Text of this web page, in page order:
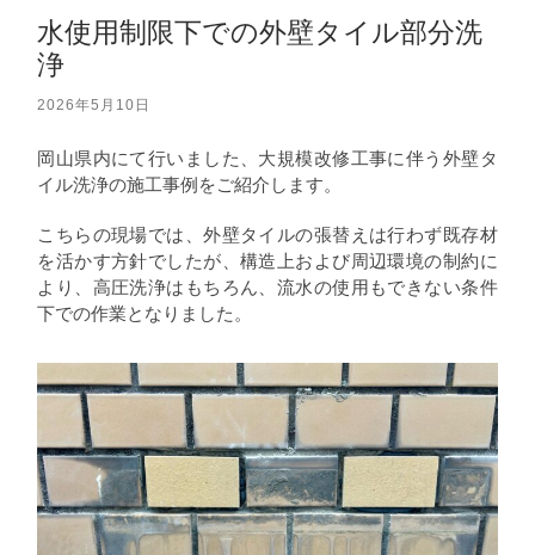
水使用制限下での外壁タイル部分洗
浄
2026年5月10日
岡山県内にて行いました、大規模改修工事に伴う外壁タ
イル洗浄の施工事例をご紹介します。
こちらの現場では、外壁タイルの張替えは行わず既存材
を活かす方針でしたが、構造上および周辺環境の制約に
より、高圧洗浄はもちろん、流水の使用もできない条件
下での作業となりました。